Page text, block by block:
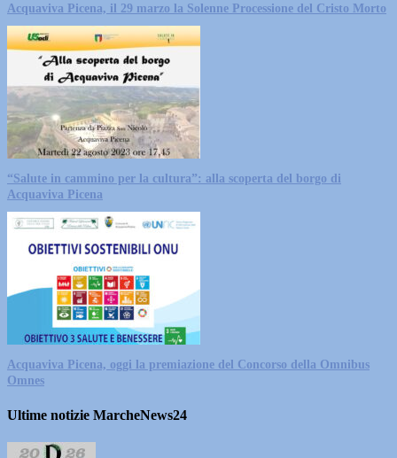
Acquaviva Picena, il 29 marzo la Solenne Processione del Cristo Morto
“Salute in cammino per la cultura”: alla scoperta del borgo di
Acquaviva Picena
Acquaviva Picena, oggi la premiazione del Concorso della Omnibus
Omnes
Ultime notizie MarcheNews24